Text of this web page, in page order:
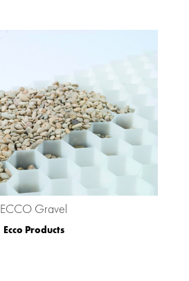
ECCO Gravel
Ecco Products